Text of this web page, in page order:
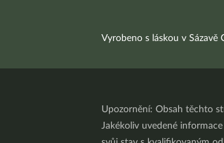
Vyrobeno s láskou v Sázavě
Upozornění: Obsah těchto
Jakékoliv uvedené